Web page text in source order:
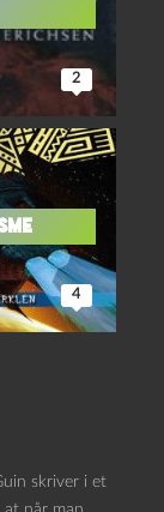
2
4
skriver i et